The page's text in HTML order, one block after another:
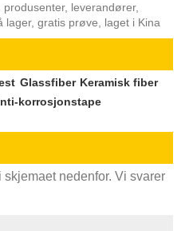
leverandører,
lager, gratis prøve, laget i Kina
Glassfiber Keramisk fiber
korrosjonstape
nedenfor. Vi svarer